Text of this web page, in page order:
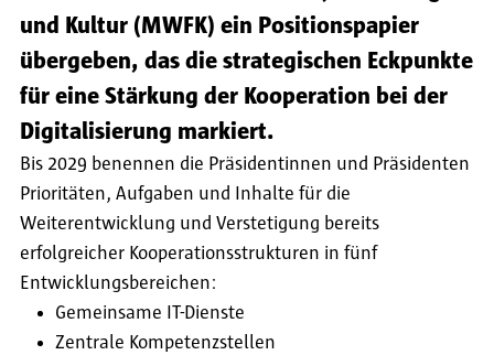
und Kultur (MWFK) ein Positionspapier
übergeben, das die strategischen Eckpunkte
für eine Stärkung der Kooperation bei der
Digitalisierung markiert.
Bis 2029 benennen die Präsidentinnen und Präsidenten
Prioritäten, Aufgaben und Inhalte für die
Weiterentwicklung und Verstetigung bereits
erfolgreicher Kooperationsstrukturen in fünf
Entwicklungsbereichen:
Gemeinsame IT-Dienste
Zentrale Kompetenzstellen